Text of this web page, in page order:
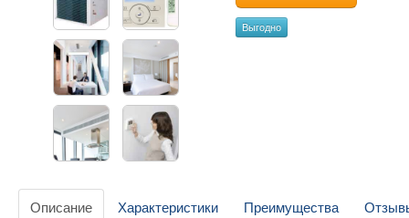
Выгодно
Описание Характеристики Преимущества